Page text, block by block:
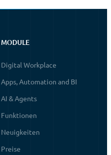
MODULE
Digital Workplace
Apps, Automation and BI
AI & Agents
Funktionen
Neuigkeiten
Preise